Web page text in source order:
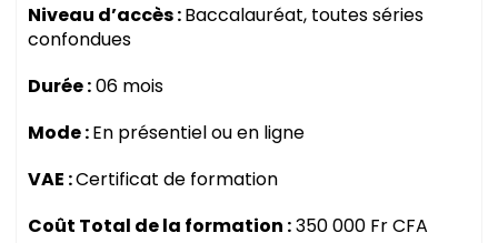
Niveau d’accès :Baccalauréat, toutes séries
confondues
Durée :06 mois
Mode :En présentiel ou en ligne
VAE :Certificat de formation
Coût Total de la formation :350 000 Fr CFA